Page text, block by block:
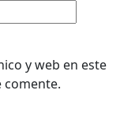
y web en este
comente.